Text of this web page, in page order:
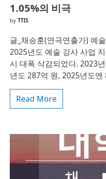
1.05%의 비극
by TTIS
글_채승훈(연극연출가) 예
2025년도 예술 강사 사업
시 대폭 삭감되었다. 2023
년도 287억 원, 2025년도
Read More